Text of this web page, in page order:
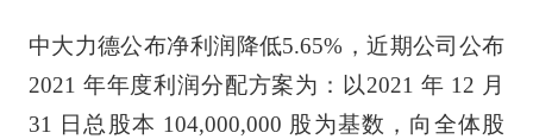
中大力德公布净利润降低5.65%，近期公司公布
2021 年年度利润分配方案为：以2021 年 12 月
31 日总股本 104,000,000 股为基数，向全体股